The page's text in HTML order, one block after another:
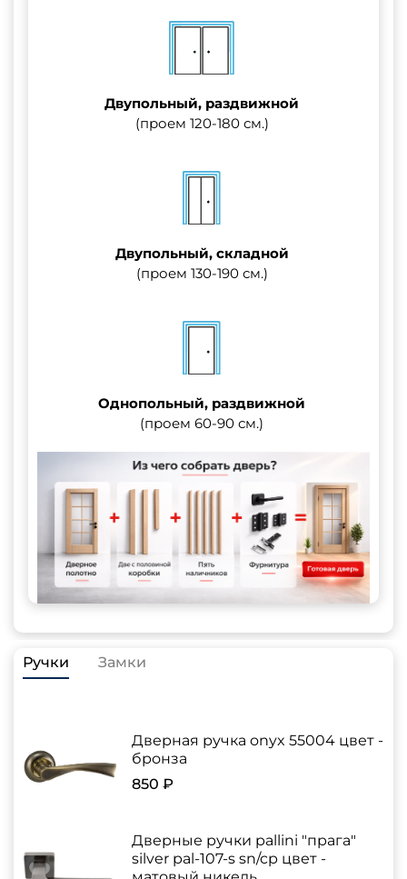
Двупольный, раздвижной
(проем 120-180 см.)
Двупольный, складной
(проем 130-190 см.)
Однопольный, раздвижной
(проем 60-90 см.)
Ручки Замки
Дверная ручка onyx 55004 цвет -
бронза
850 ₽
Дверные ручки pallini "прага"
silver pal-107-s sn/cp цвет -